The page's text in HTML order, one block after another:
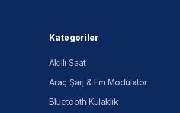
Kategoriler
Akıllı Saat
Araç Şarj & Fm Modülatör
Bluetooth Kulaklık